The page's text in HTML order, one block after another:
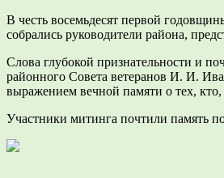
В честь восемьдесят первой
собрались руководители района,
Слова глубокой признательности и
районного Совета ветеранов И. И.
выражением вечной памяти о тех,
Участники митинга почтили память